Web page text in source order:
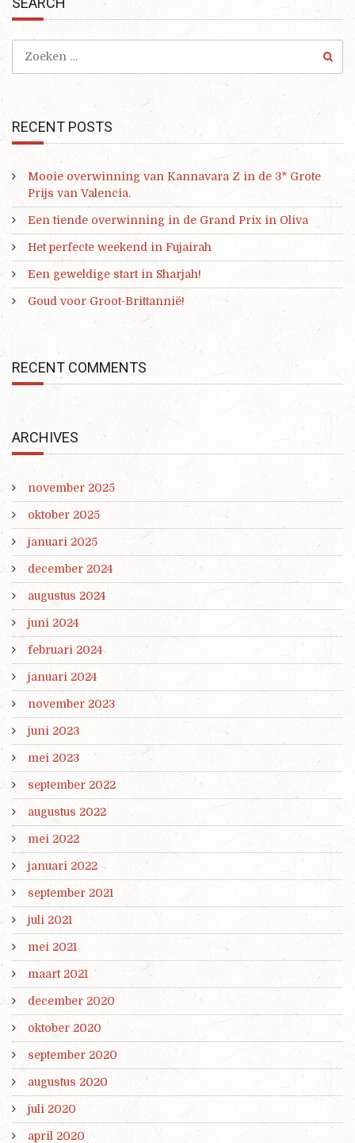
RECENT POSTS
Mooie overwinning van Kannavara Z in de 3* Grote
Prijs van Valencia.
Een tiende overwinning in de Grand Prix in Oliva
Het perfecte weekend in Fujairah
Een geweldige start in Sharjah!
Goud voor Groot-Brittannië!
RECENT COMMENTS
ARCHIVES
november 2025
oktober 2025
januari 2025
december 2024
augustus 2024
juni 2024
februari 2024
januari 2024
november 2023
juni 2023
mei 2023
september 2022
augustus 2022
mei 2022
januari 2022
september 2021
juli 2021
mei 2021
maart 2021
december 2020
oktober 2020
september 2020
augustus 2020
juli 2020
april 2020